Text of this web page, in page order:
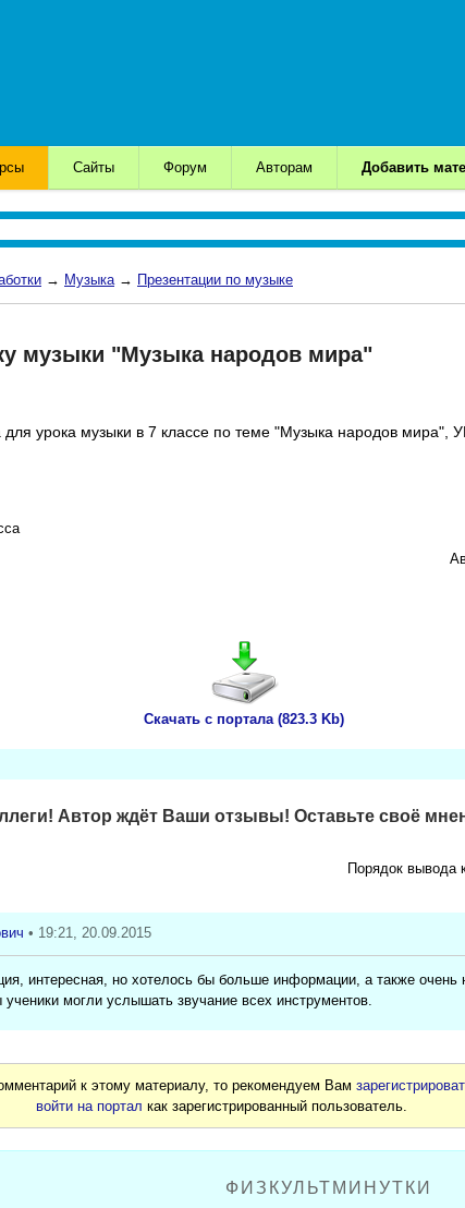
Сайты Форум Авторам Добавить
→ Музыка→ Презентации по музыке
музыки "Музыка народов мира"
для урока музыки в 7 классе по теме "Музыка народов мира",
Скачать с портала (823.3 Kb)
Автор ждёт Ваши отзывы! Оставьте своё
Порядок вывода
• 19:21, 20.09.2015
интересная, но хотелось бы больше информации, а также очень
могли услышать звучание всех инструментов.
к этому материалу, то рекомендуем Вам
войти на портал как зарегистрированный пользователь.
ФИЗКУЛЬТМИНУТКИ